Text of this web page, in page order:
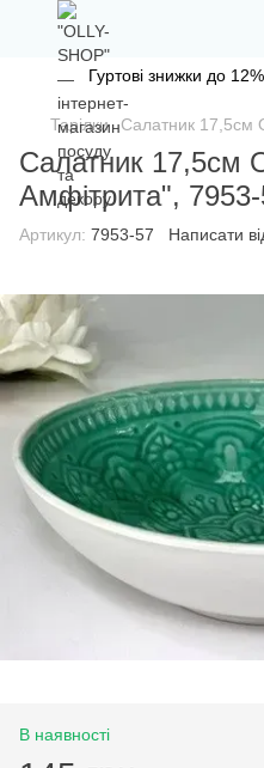
Гуртові знижки до
Тарілки Салатник 17,5см
Салатник 17,5см
Амфітрита",
Артикул: 7953-57 Написати
В наявності